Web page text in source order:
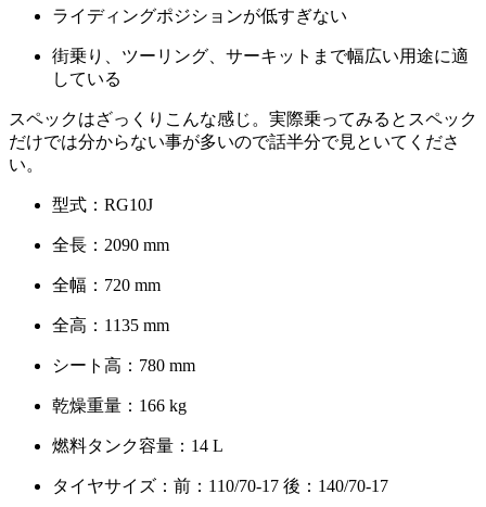
ライディングポジションが低すぎない
街乗り、ツーリング、サーキットまで幅広い用途に適
している
スペックはざっくりこんな感じ。実際乗ってみるとスペック
だけでは分からない事が多いので話半分で見といてくださ
い。
型式：RG10J
全長：2090 mm
全幅：720 mm
全高：1135 mm
シート高：780 mm
乾燥重量：166 kg
燃料タンク容量：14 L
タイヤサイズ：前：110/70-17 後：140/70-17